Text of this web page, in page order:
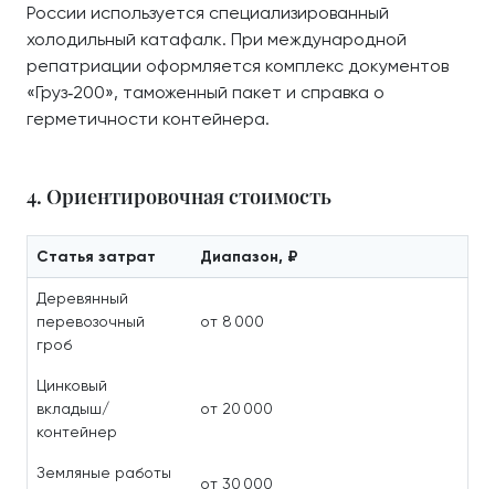
России используется специализированный
холодильный катафалк. При международной
репатриации оформляется комплекс документов
«Груз‑200», таможенный пакет и справка о
герметичности контейнера.
4. Ориентировочная стоимость
Статья затрат Диапазон, ₽
Деревянный
перевозочный
гроб
от 8 000
Цинковый
вкладыш/
контейнер
от 20 000
Земляные работы
от 30 000